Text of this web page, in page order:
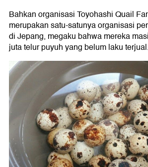
Bahkan organisasi Toyohashi Quail
merupakan satu-satunya organisasi
di Jepang, megaku bahwa mereka
juta telur puyuh yang belum laku terjual.